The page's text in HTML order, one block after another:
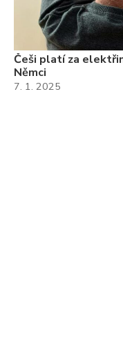
Češi platí za
Němci
7. 1. 2025